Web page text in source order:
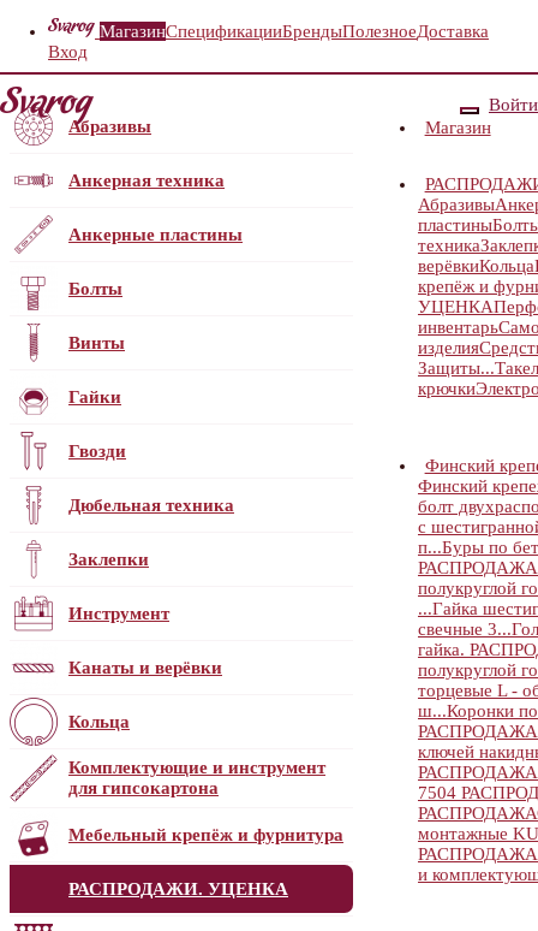
МагазинСпецификацииБрендыПолезноеДоставка
Вход
Войти
Абразивы
Анкерная техника
Анкерные пластины
Болты
Винты
Гайки
Гвозди
Дюбельная техника
Заклепки
Инструмент
Канаты и верёвки
Кольца
Комплектующие и инструмент
для гипсокартона
Мебельный крепёж и фурнитура
РАСПРОДАЖИ. УЦЕНКА
Магазин
Абразивы
пластины
техника
верёвкиКольца
крепёж и
УЦЕНКА
инвентарь
изделия
Защиты...
крючки
Финский
Финский
болт
с
п...Буры по
РАСПРОДАЖА
полукруглой
...Гайка
свечные 3...
гайка.
полукруглой
торцевые L -
ш...Коронки
РАСПРОДАЖА
ключей
РАСПРОДАЖА
7504
РАСПРОДАЖА
монтажные
РАСПРОДАЖА
и